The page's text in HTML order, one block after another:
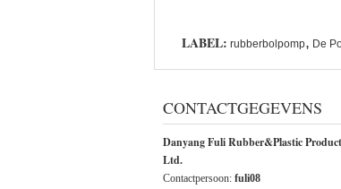
LABEL: rubberbolpomp, De
CONTACTGEGEVENS
Danyang Fuli Rubber&Plastic
Ltd.
Contactpersoon: fuli08